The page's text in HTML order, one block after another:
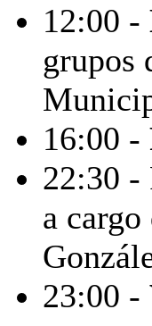
12:00 -
grupos
16:00 -
22:30 -
a cargo
23:00 -